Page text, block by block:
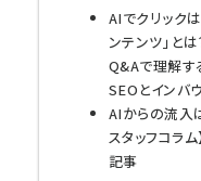
AIでクリック
ンテンツ」と
Q&Aで理解す
SEOとインバ
AIからの流入
スタッフコラ
記事